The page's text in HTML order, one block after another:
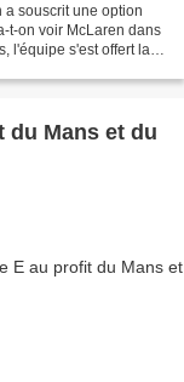
a souscrit une option
t-on voir McLaren dans
l'équipe s'est offert la
du Mans et du